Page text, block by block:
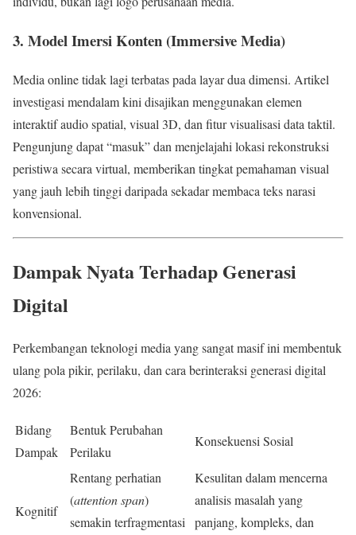
3. Model Imersi Konten (Immersive Media)
Media online tidak lagi terbatas pada layar dua dimensi. Artikel
investigasi mendalam kini disajikan menggunakan elemen
interaktif audio spatial, visual 3D, dan fitur visualisasi data taktil.
Pengunjung dapat “masuk” dan menjelajahi lokasi rekonstruksi
peristiwa secara virtual, memberikan tingkat pemahaman visual
yang jauh lebih tinggi daripada sekadar membaca teks narasi
konvensional.
Dampak Nyata Terhadap Generasi
Digital
Perkembangan teknologi media yang sangat masif ini membentuk
ulang pola pikir, perilaku, dan cara berinteraksi generasi digital
2026:
Bidang
Dampak
Bentuk Perubahan
Perilaku
Konsekuensi Sosial
Kognitif
Rentang perhatian
(attention span)
semakin terfragmentasi
Kesulitan dalam mencerna
analisis masalah yang
panjang, kompleks, dan